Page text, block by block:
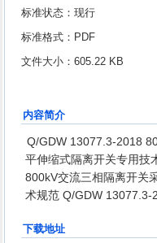
标准状态：现行
标准格式：PDF
文件大小：605.22 KB
内容简介
Q/GDW 13077.3-2018
平伸缩式隔离开关专用技
800kV交流三相隔离开关
术规范 Q/GDW 13077.3-
下载地址